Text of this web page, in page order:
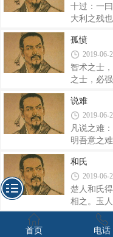
首，名正
命
事之以金
谓在谤？
也。此皆
也。为人
之化其主
十过：一
大利之残
愎喜利，
政，则亡
身之道也
高名为人
也。 奚谓
楚师败，
饮，竖谷
孤愤
2019-06-
智术之士
之士，必
而擅为，
所为重人
情；能法
能法之士
要，则外
敌国为之
郎中不因
说难
2019-06-
凡说之难
明吾意之
者也，而
矣。所说
远事情，
而说之以
则阴用其
密成，语
和氏
2019-06-
楚人和氏
相之。玉
厉王薨，
玉人相之
奸劫弑臣
首页 电话